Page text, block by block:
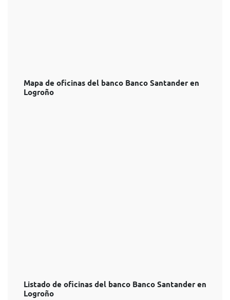
Mapa de oficinas del banco Banco Santander en
Logroño
Listado de oficinas del banco Banco Santander en
Logroño